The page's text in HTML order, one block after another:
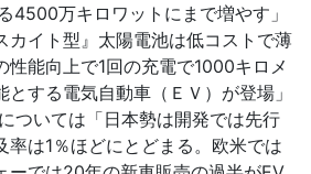
4500万キロワットにまで増やす」
カイト型』太陽電池は低コストで薄
性能向上で1回の充電で1000キロメ
する電気自動車（ＥＶ）が登場」
ついては「日本勢は開発では先行
率は1％ほどにとどまる。欧米では